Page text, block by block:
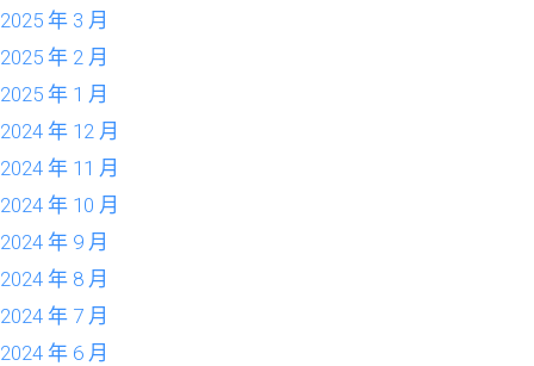
2025 年 3 月
2025 年 2 月
2025 年 1 月
2024 年 12 月
2024 年 11 月
2024 年 10 月
2024 年 9 月
2024 年 8 月
2024 年 7 月
2024 年 6 月